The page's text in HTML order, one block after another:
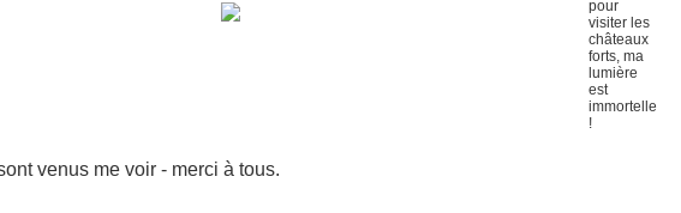
venus me voir - merci à tous.